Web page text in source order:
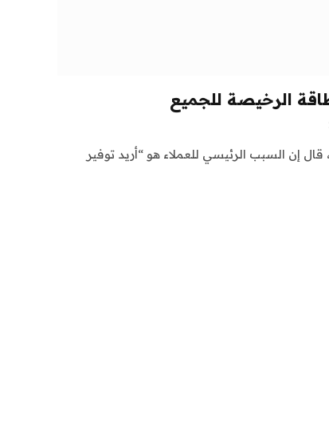
الرخيصة للجميع
إن السبب الرئيسي للعملاء هو “أريد توفير